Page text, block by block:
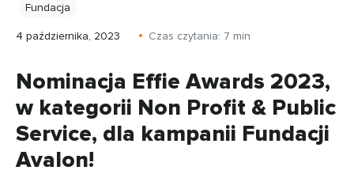
Fundacja
4 października, 2023 Czas czytania: 7 min
Nominacja Effie Awards 2023,
w kategorii Non Profit & Public
Service, dla kampanii Fundacji
Avalon!